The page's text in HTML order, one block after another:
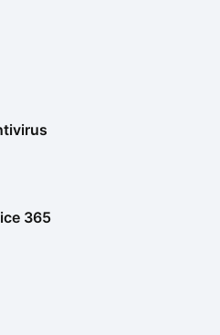
do Google Fotos, mesmo
inteligentes, é o fato de
imagens. Ou seja, é
vale a pena o
365